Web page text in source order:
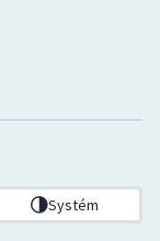
Systém